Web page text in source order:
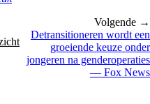
Volgende →
Detransitioneren wordt een
groeiende keuze onder
jongeren na genderoperaties
— Fox News